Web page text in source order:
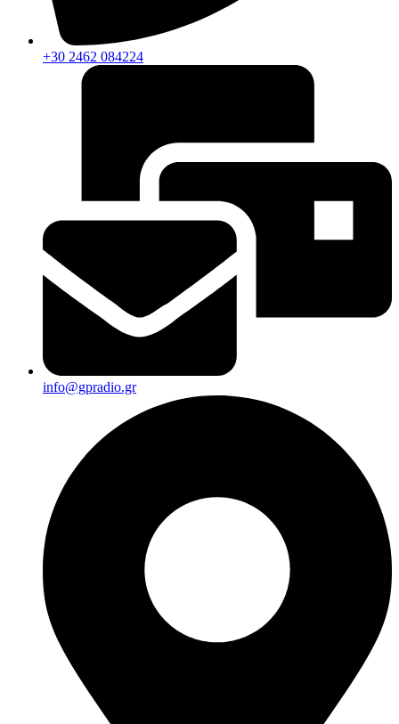
+30 2462 084224
info@gpradio.gr